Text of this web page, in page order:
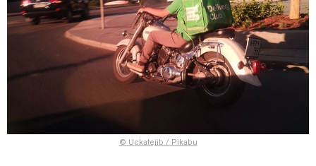
© Uckatejib / Pikabu